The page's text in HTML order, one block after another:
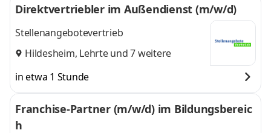
Direktvertriebler im Außendienst (m/w/d)
Stellenangebotevertrieb
Hildesheim, Lehrteund 7 weitere
in etwa 1 Stunde
Franchise-Partner (m/w/d) im Bildungsbereic
h